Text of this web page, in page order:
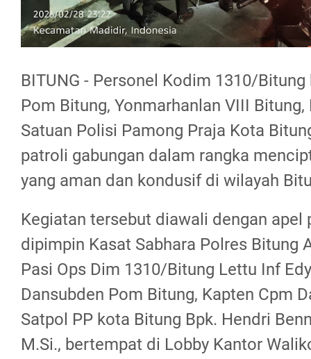
BITUNG - Personel Kodim 1310/
Pom Bitung, Yonmarhanlan VIII
Satuan Polisi Pamong Praja Kota
patroli gabungan dalam rangka
yang aman dan kondusif di wilayah
Kegiatan tersebut diawali dengan apel
dipimpin Kasat Sabhara Polres Bitung
Pasi Ops Dim 1310/Bitung Lettu Inf
Dansubden Pom Bitung, Kapten Cpm
Satpol PP kota Bitung Bpk. Hendri
M.Si., bertempat di Lobby Kantor